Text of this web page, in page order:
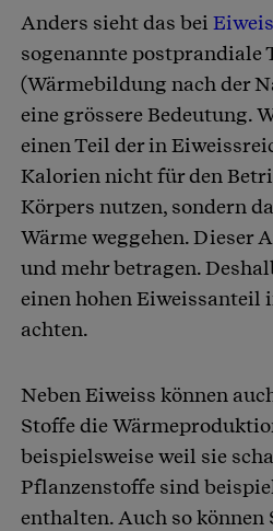
Anders sieht das bei
sogenannte postprandiale
(Wärmebildung nach der
eine grössere Bedeutung.
einen Teil der in
Kalorien nicht für den
Körpers nutzen, sondern
Wärme weggehen. Dieser
und mehr betragen.
einen hohen Eiweissanteil
achten.
Neben Eiweiss können
Stoffe die
beispielsweise weil sie
Pflanzenstoffe sind
enthalten. Auch so können